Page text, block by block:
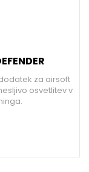
za airsoft
osvetlitev v